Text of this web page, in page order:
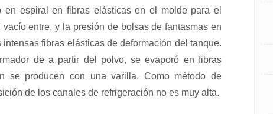
espiral en fibras elásticas en el molde para el
entre, y la presión de bolsas de fantasmas en
fibras elásticas de deformación del tanque.
de a partir del polvo, se evaporó en fibras
se producen con una varilla. Como método de
de los canales de refrigeración no es muy alta.